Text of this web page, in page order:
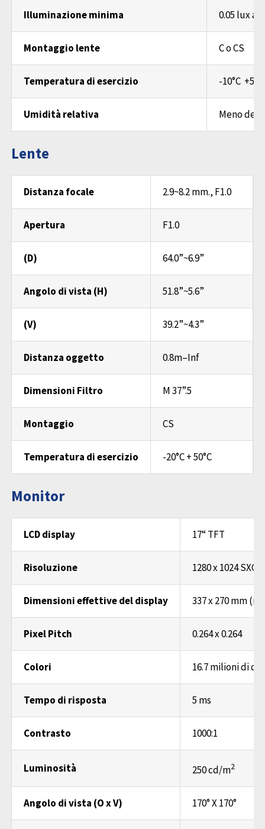
Illuminazione minima 0.05 lux a
Montaggio lente C o CS
Temperatura di esercizio -10°C
Umidità relativa Meno del
Lente
Distanza focale 2.9~8.2 mm., F1.0
Apertura F1.0
(D) 64.0”~6.9”
Angolo di vista (H) 51.8”~5.6”
(V) 39.2”~4.3”
Distanza oggetto 0.8m–Inf
Dimensioni Filtro M 37”.5
Montaggio CS
Temperatura di esercizio -20°C + 50°C
Monitor
LCD display 17“ TFT
Risoluzione 1280 x 1024 SXGA
Dimensioni effettive del display 337 x 270 mm
Pixel Pitch 0.264 x 0.264
Colori 16.7 milioni di
Tempo di risposta 5 ms
Contrasto 1000:1
Luminosità 250 cd/m2
Angolo di vista (O x V) 170° X 170°